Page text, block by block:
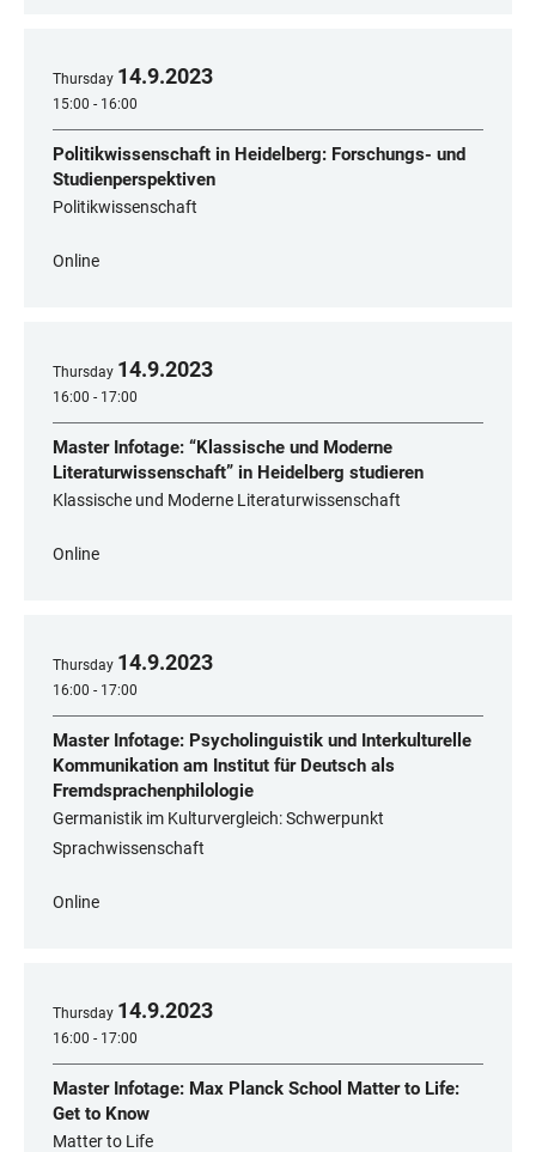
Thursday 14.9.2023
15:00 - 16:00
Politikwissenschaft in Heidelberg: Forschungs- und
Studienperspektiven
Politikwissenschaft
Online
Thursday 14.9.2023
16:00 - 17:00
Master Infotage: “Klassische und Moderne
Literaturwissenschaft” in Heidelberg studieren
Klassische und Moderne Literaturwissenschaft
Online
Thursday 14.9.2023
16:00 - 17:00
Master Infotage: Psycholinguistik und Interkulturelle
Kommunikation am Institut für Deutsch als
Fremdsprachenphilologie
Germanistik im Kulturvergleich: Schwerpunkt
Sprachwissenschaft
Online
Thursday 14.9.2023
16:00 - 17:00
Master Infotage: Max Planck School Matter to Life:
Get to Know
Matter to Life